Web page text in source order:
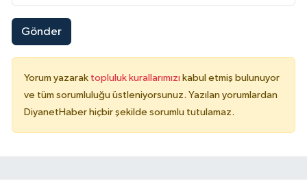
Gönder
Yorum yazarak topluluk kurallarımızı kabul etmiş bulunuyor
ve tüm sorumluluğu üstleniyorsunuz. Yazılan yorumlardan
DiyanetHaber hiçbir şekilde sorumlu tutulamaz.
Tekirdağ Müftülüğü
Tokat Müftülüğü
Trabzon Müftülüğü